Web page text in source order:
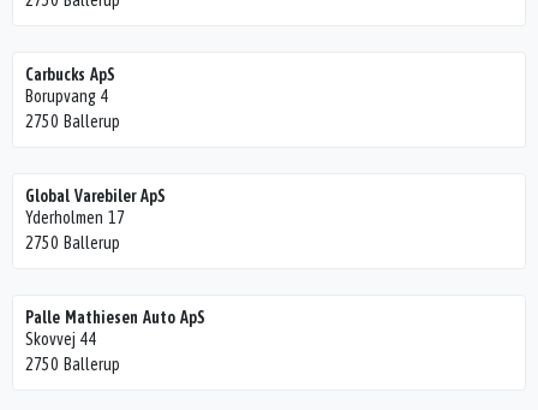
Carbucks ApS
Borupvang 4
2750 Ballerup
Global Varebiler ApS
Yderholmen 17
2750 Ballerup
Palle Mathiesen Auto ApS
Skovvej 44
2750 Ballerup